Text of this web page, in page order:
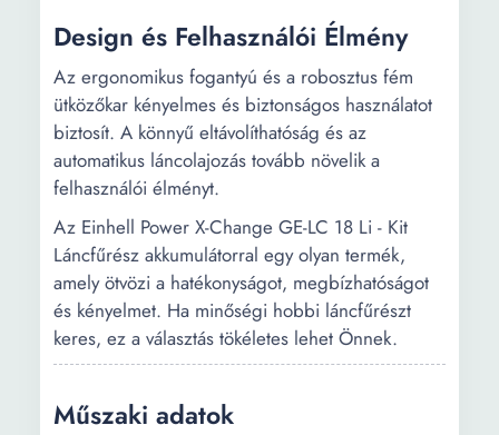
Design és Felhasználói Élmény
Az ergonomikus fogantyú és a robosztus fém
ütközőkar kényelmes és biztonságos használatot
biztosít. A könnyű eltávolíthatóság és az
automatikus láncolajozás tovább növelik a
felhasználói élményt.
Az Einhell Power X-Change GE-LC 18 Li - Kit
Láncfűrész akkumulátorral egy olyan termék,
amely ötvözi a hatékonyságot, megbízhatóságot
és kényelmet. Ha minőségi hobbi láncfűrészt
keres, ez a választás tökéletes lehet Önnek.
Műszaki adatok